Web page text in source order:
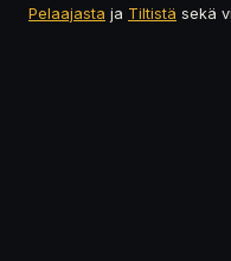
Pelaajasta ja Tiltistä sekä